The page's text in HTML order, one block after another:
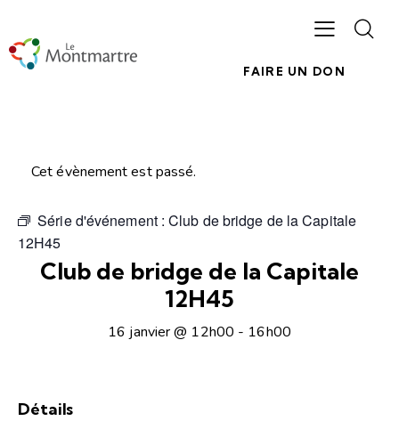
FAIRE UN DON
Cet évènement est passé.
Série d'événement :Club de bridge de la Capitale
12H45
Club de bridge de la Capitale
12H45
16 janvier @ 12h00 - 16h00
Détails